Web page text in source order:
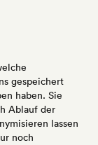
gespeichert
haben. Sie
Ablauf der
lassen
noch